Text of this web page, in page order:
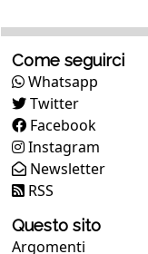
Come seguirci
Whatsapp
Twitter
Facebook
Instagram
Newsletter
RSS
Questo sito
Argomenti